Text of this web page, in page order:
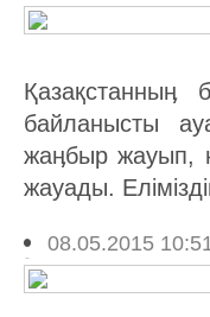
Қазақстанныӊ
байланысты
жаӊбыр жауып,
жауады.
08.05.2015